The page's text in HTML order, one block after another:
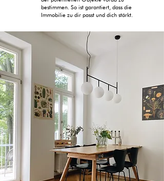
bestimmen. So ist garantiert, dass die
Immobilie zu dir passt und dich stärkt.